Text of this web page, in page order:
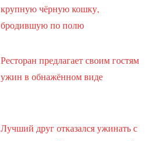
крупную чёрную кошку,
бродившую по полю
Ресторан предлагает своим гостям
ужин в обнажённом виде
Лучший друг отказался ужинать с